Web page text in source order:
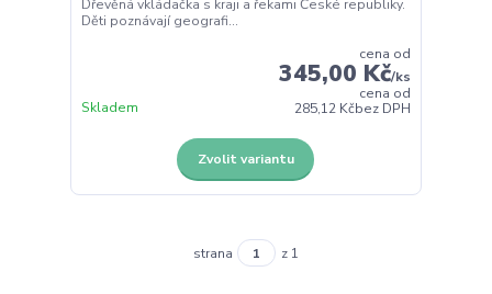
Dřevěná vkládačka s kraji a řekami České republiky.
Děti poznávají geografi...
cena od
345,00 Kč/ks
cena od
285,12 Kčbez DPH
Skladem
Zvolit variantu
strana z 1